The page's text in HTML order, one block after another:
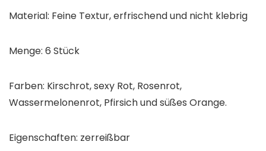
Material: Feine Textur, erfrischend und nicht klebrig
Menge: 6 Stück
Farben: Kirschrot, sexy Rot, Rosenrot,
Wassermelonenrot, Pfirsich und süßes Orange.
Eigenschaften: zerreißbar